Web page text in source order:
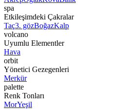
spa
Etkileşimdeki Çakralar
Taç3. gözBoğazKalp
volcano
Uyumlu Elementler
Hava
orbit
Yönetici Gezegenleri
Merkür
palette
Renk Tonları
MorYeşil